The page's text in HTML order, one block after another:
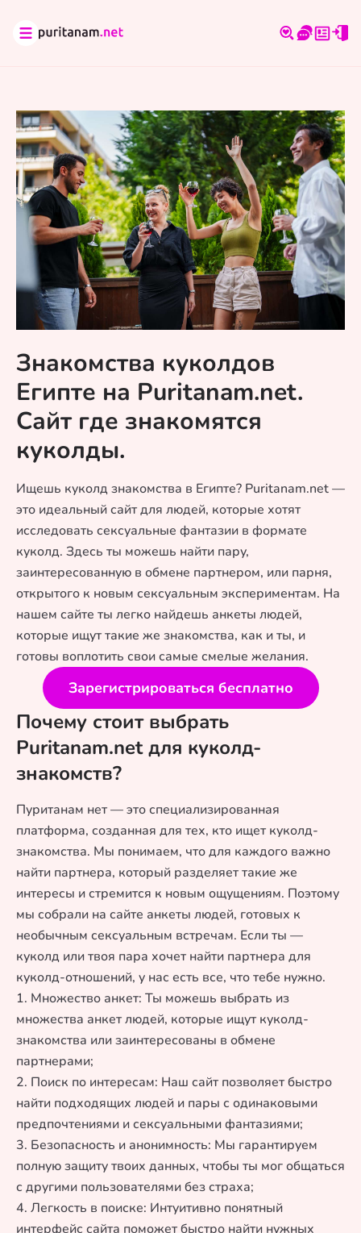
Знакомства куколдов
Египте на Puritanam.net.
Сайт где знакомятся
куколды.
Ищешь куколд знакомства в Египте? Puritanam.net —
это идеальный сайт для людей, которые хотят
исследовать сексуальные фантазии в формате
куколд. Здесь ты можешь найти пару,
заинтересованную в обмене партнером, или парня,
открытого к новым сексуальным экспериментам. На
нашем сайте ты легко найдешь анкеты людей,
которые ищут такие же знакомства, как и ты, и
готовы воплотить свои самые смелые желания.
Зарегистрироваться бесплатно
Почему стоит выбрать
Puritanam.net для куколд-
знакомств?
Пуританам нет — это специализированная
платформа, созданная для тех, кто ищет куколд-
знакомства. Мы понимаем, что для каждого важно
найти партнера, который разделяет такие же
интересы и стремится к новым ощущениям. Поэтому
мы собрали на сайте анкеты людей, готовых к
необычным сексуальным встречам. Если ты —
куколд или твоя пара хочет найти партнера для
куколд-отношений, у нас есть все, что тебе нужно.
1. Множество анкет: Ты можешь выбрать из
множества анкет людей, которые ищут куколд-
знакомства или заинтересованы в обмене
партнерами;
2. Поиск по интересам: Наш сайт позволяет быстро
найти подходящих людей и пары с одинаковыми
предпочтениями и сексуальными фантазиями;
3. Безопасность и анонимность: Мы гарантируем
полную защиту твоих данных, чтобы ты мог общаться
с другими пользователями без страха;
4. Легкость в поиске: Интуитивно понятный
интерфейс сайта поможет быстро найти нужных